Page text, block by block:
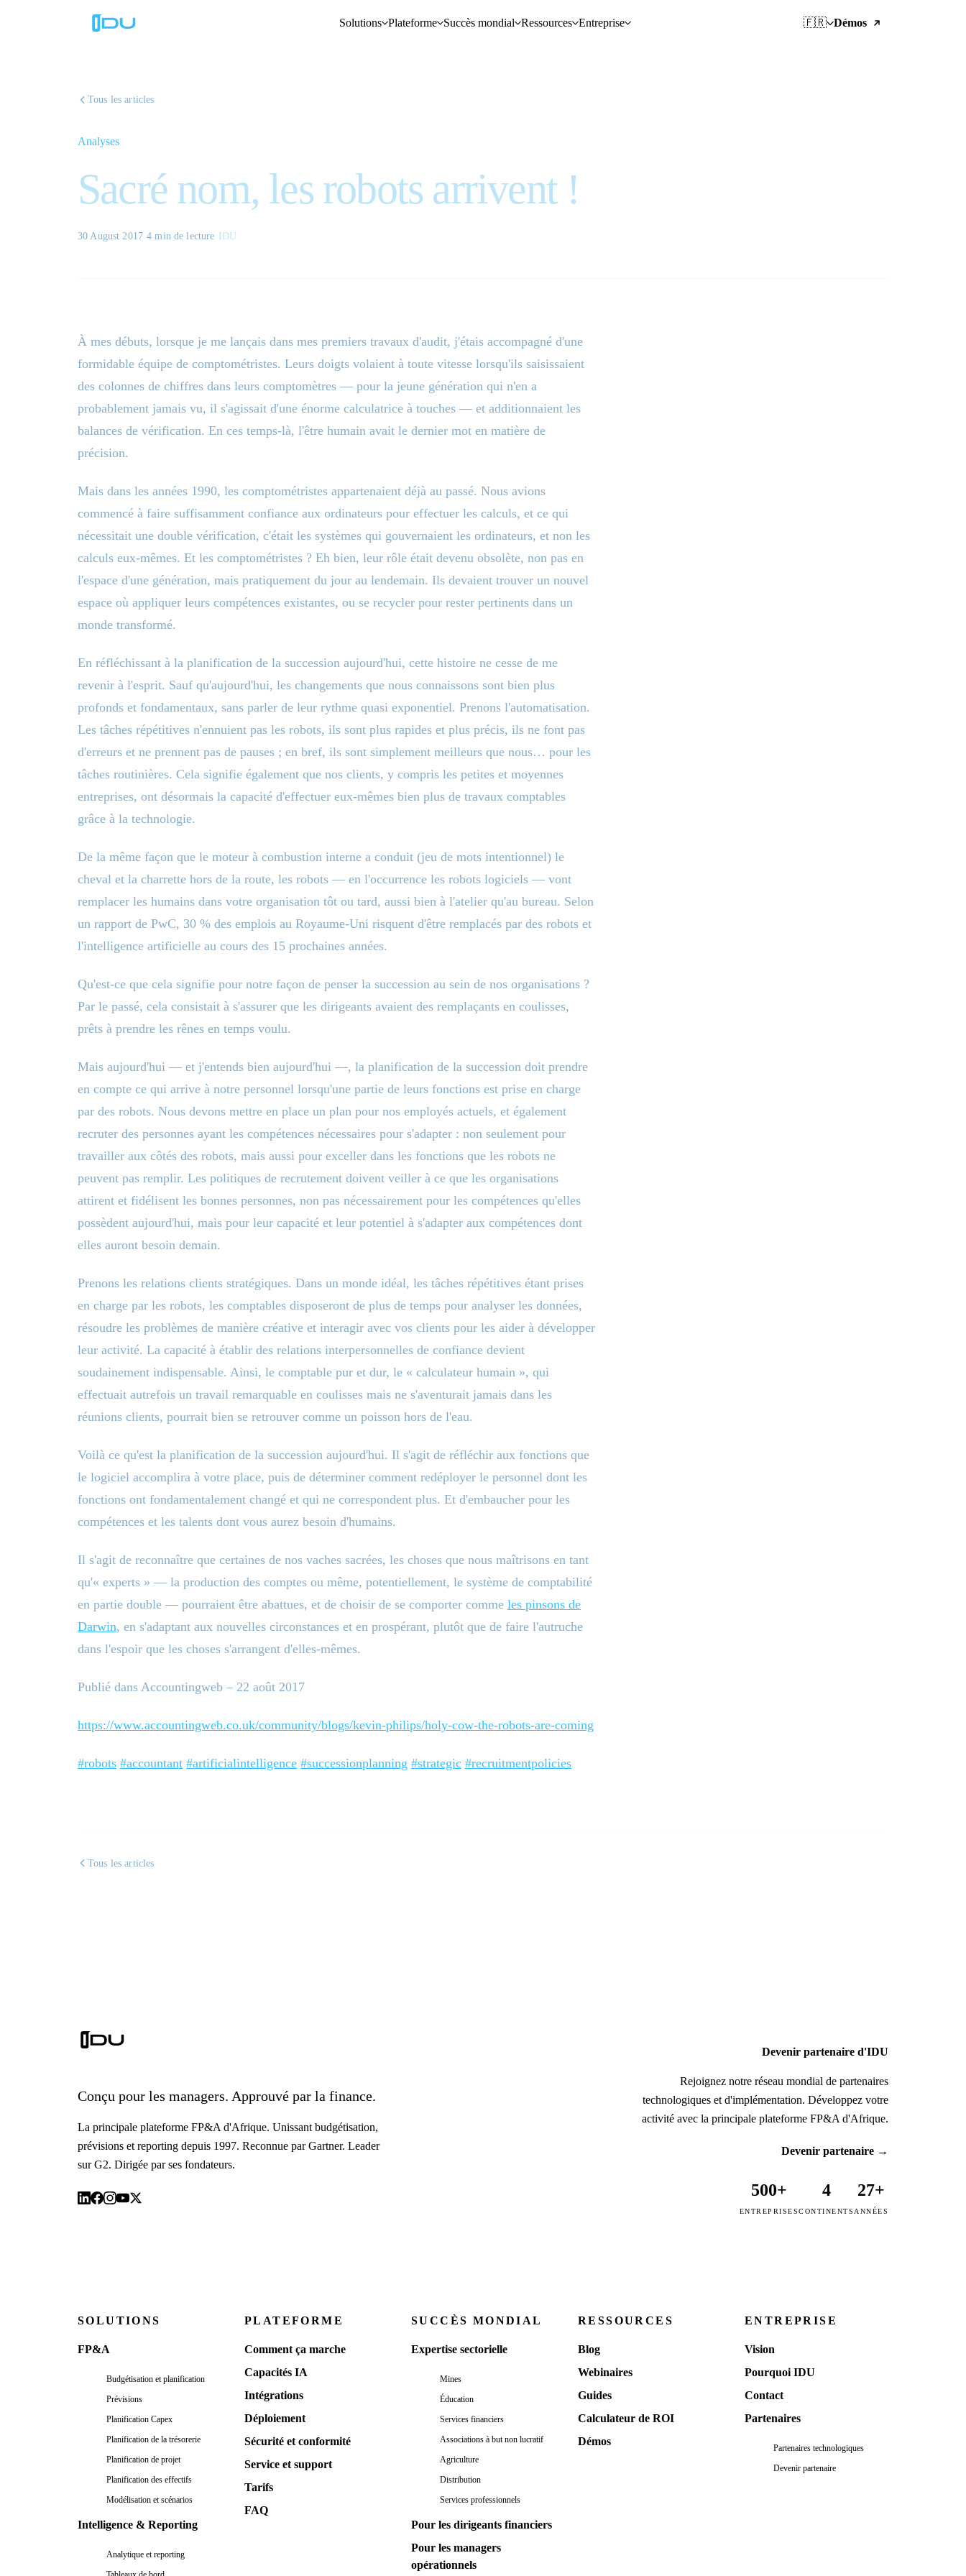
Solutions Plateforme Succès mondial Ressources Entreprise 🇫🇷 Démos
Tous les articles
Analyses
Sacré nom, les robots arrivent !
30 August 2017·4 min de lecture IDU
À mes débuts, lorsque je me lançais dans mes premiers travaux d'audit, j'étais accompagné d'une
formidable équipe de comptométristes. Leurs doigts volaient à toute vitesse lorsqu'ils saisissaient
des colonnes de chiffres dans leurs comptomètres — pour la jeune génération qui n'en a
probablement jamais vu, il s'agissait d'une énorme calculatrice à touches — et additionnaient les
balances de vérification. En ces temps-là, l'être humain avait le dernier mot en matière de
précision.
Mais dans les années 1990, les comptométristes appartenaient déjà au passé. Nous avions
commencé à faire suffisamment confiance aux ordinateurs pour effectuer les calculs, et ce qui
nécessitait une double vérification, c'était les systèmes qui gouvernaient les ordinateurs, et non les
calculs eux-mêmes. Et les comptométristes ? Eh bien, leur rôle était devenu obsolète, non pas en
l'espace d'une génération, mais pratiquement du jour au lendemain. Ils devaient trouver un nouvel
espace où appliquer leurs compétences existantes, ou se recycler pour rester pertinents dans un
monde transformé.
En réfléchissant à la planification de la succession aujourd'hui, cette histoire ne cesse de me
revenir à l'esprit. Sauf qu'aujourd'hui, les changements que nous connaissons sont bien plus
profonds et fondamentaux, sans parler de leur rythme quasi exponentiel. Prenons l'automatisation.
Les tâches répétitives n'ennuient pas les robots, ils sont plus rapides et plus précis, ils ne font pas
d'erreurs et ne prennent pas de pauses ; en bref, ils sont simplement meilleurs que nous… pour les
tâches routinières. Cela signifie également que nos clients, y compris les petites et moyennes
entreprises, ont désormais la capacité d'effectuer eux-mêmes bien plus de travaux comptables
grâce à la technologie.
De la même façon que le moteur à combustion interne a conduit (jeu de mots intentionnel) le
cheval et la charrette hors de la route, les robots — en l'occurrence les robots logiciels — vont
remplacer les humains dans votre organisation tôt ou tard, aussi bien à l'atelier qu'au bureau. Selon
un rapport de PwC, 30 % des emplois au Royaume-Uni risquent d'être remplacés par des robots et
l'intelligence artificielle au cours des 15 prochaines années.
Qu'est-ce que cela signifie pour notre façon de penser la succession au sein de nos organisations ?
Par le passé, cela consistait à s'assurer que les dirigeants avaient des remplaçants en coulisses,
prêts à prendre les rênes en temps voulu.
Mais aujourd'hui — et j'entends bien aujourd'hui —, la planification de la succession doit prendre
en compte ce qui arrive à notre personnel lorsqu'une partie de leurs fonctions est prise en charge
par des robots. Nous devons mettre en place un plan pour nos employés actuels, et également
recruter des personnes ayant les compétences nécessaires pour s'adapter : non seulement pour
travailler aux côtés des robots, mais aussi pour exceller dans les fonctions que les robots ne
peuvent pas remplir. Les politiques de recrutement doivent veiller à ce que les organisations
attirent et fidélisent les bonnes personnes, non pas nécessairement pour les compétences qu'elles
possèdent aujourd'hui, mais pour leur capacité et leur potentiel à s'adapter aux compétences dont
elles auront besoin demain.
Prenons les relations clients stratégiques. Dans un monde idéal, les tâches répétitives étant prises
en charge par les robots, les comptables disposeront de plus de temps pour analyser les données,
résoudre les problèmes de manière créative et interagir avec vos clients pour les aider à développer
leur activité. La capacité à établir des relations interpersonnelles de confiance devient
soudainement indispensable. Ainsi, le comptable pur et dur, le « calculateur humain », qui
effectuait autrefois un travail remarquable en coulisses mais ne s'aventurait jamais dans les
réunions clients, pourrait bien se retrouver comme un poisson hors de l'eau.
Voilà ce qu'est la planification de la succession aujourd'hui. Il s'agit de réfléchir aux fonctions que
le logiciel accomplira à votre place, puis de déterminer comment redéployer le personnel dont les
fonctions ont fondamentalement changé et qui ne correspondent plus. Et d'embaucher pour les
compétences et les talents dont vous aurez besoin d'humains.
Il s'agit de reconnaître que certaines de nos vaches sacrées, les choses que nous maîtrisons en tant
qu'« experts » — la production des comptes ou même, potentiellement, le système de comptabilité
en partie double — pourraient être abattues, et de choisir de se comporter comme les pinsons de
Darwin, en s'adaptant aux nouvelles circonstances et en prospérant, plutôt que de faire l'autruche
dans l'espoir que les choses s'arrangent d'elles-mêmes.
Publié dans Accountingweb – 22 août 2017
https://www.accountingweb.co.uk/community/blogs/kevin-philips/holy-cow-the-robots-are-coming
#robots #accountant #artificialintelligence #successionplanning #strategic #recruitmentpolicies
Tous les articles
Conçu pour les managers. Approuvé par la finance.
La principale plateforme FP&A d'Afrique. Unissant budgétisation,
prévisions et reporting depuis 1997. Reconnue par Gartner. Leader
sur G2. Dirigée par ses fondateurs.
Devenir partenaire d'IDU
Rejoignez notre réseau mondial de partenaires
technologiques et d'implémentation. Développez votre
activité avec la principale plateforme FP&A d'Afrique.
Devenir partenaire →
500+
ENTREPRISES
4
CONTINENTS
27+
ANNÉES
SOLUTIONS
FP&A
Budgétisation et planification
Prévisions
Planification Capex
Planification de la trésorerie
Planification de projet
Planification des effectifs
Modélisation et scénarios
Intelligence & Reporting
Analytique et reporting
PLATEFORME
Comment ça marche
Capacités IA
Intégrations
Déploiement
Sécurité et conformité
Service et support
Tarifs
FAQ
SUCCÈS MONDIAL
Expertise sectorielle
Mines
Éducation
Services financiers
Associations à but non lucratif
Agriculture
Distribution
Services professionnels
Pour les dirigeants financiers
Pour les managers
opérationnels
RESSOURCES
Blog
Webinaires
Guides
Calculateur de ROI
Démos
ENTREPRISE
Vision
Pourquoi IDU
Contact
Partenaires
Partenaires technologiques
Devenir partenaire